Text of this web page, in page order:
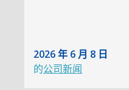
2026 年 6 月 8 日
的公司新闻